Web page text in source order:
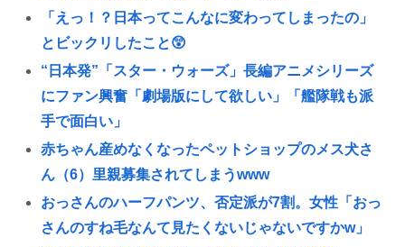
「えっ！？日本ってこんなに変わってしまったの」
とビックリしたこと😲
“日本発”「スター・ウォーズ」長編アニメシリーズ
にファン興奮「劇場版にして欲しい」「艦隊戦も派
手で面白い」
赤ちゃん産めなくなったペットショップのメス犬さ
ん（6）里親募集されてしまうwww
おっさんのハーフパンツ、否定派が7割。女性「おっ
さんのすね毛なんて見たくないじゃないですかw」